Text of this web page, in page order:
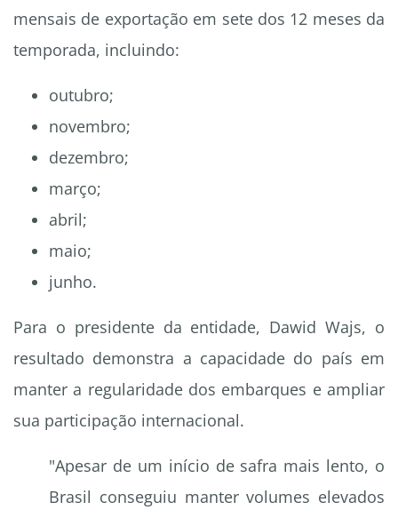
mensais de exportação em sete dos 12 meses da
temporada, incluindo:
outubro;
novembro;
dezembro;
março;
abril;
maio;
junho.
Para o presidente da entidade, Dawid Wajs, o
resultado demonstra a capacidade do país em
manter a regularidade dos embarques e ampliar
sua participação internacional.
"Apesar de um início de safra mais lento, o
Brasil conseguiu manter volumes elevados